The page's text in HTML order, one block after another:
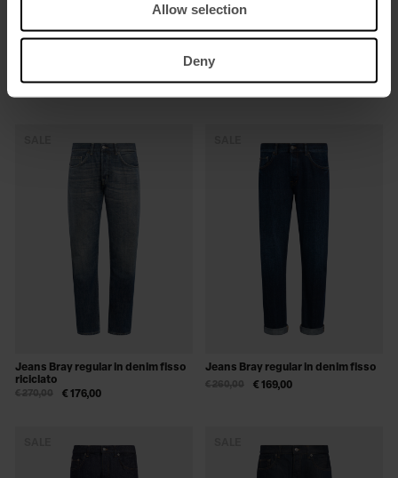
Allow selection
Deny
Jeans Bray regular in denim fisso
€ 195,00
€ 300,00
Jeans Bray regular in denim fisso
Jeans Bray regular in denim fisso
riciclato
€ 176,00
€ 270,00
Jeans Bray regular in denim fisso
€ 169,00
€ 260,00